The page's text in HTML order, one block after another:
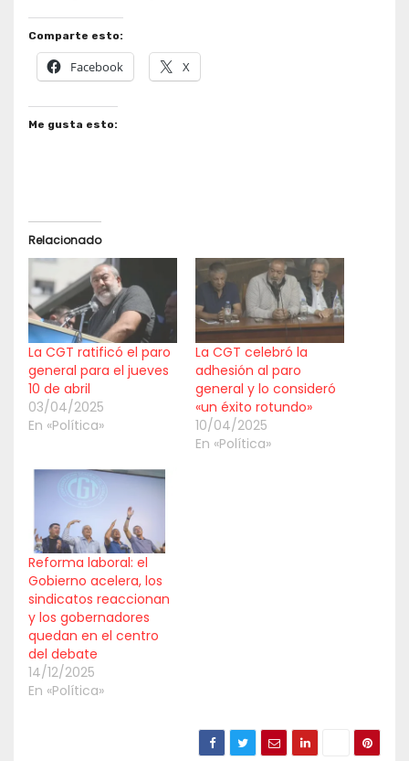
Comparte esto:
Facebook X
Me gusta esto:
Relacionado
La CGT ratificó el paro
general para el jueves
10 de abril
03/04/2025
En «Política»
La CGT celebró la
adhesión al paro
general y lo consideró
«un éxito rotundo»
10/04/2025
En «Política»
Reforma laboral: el
Gobierno acelera, los
sindicatos reaccionan
y los gobernadores
quedan en el centro
del debate
14/12/2025
En «Política»